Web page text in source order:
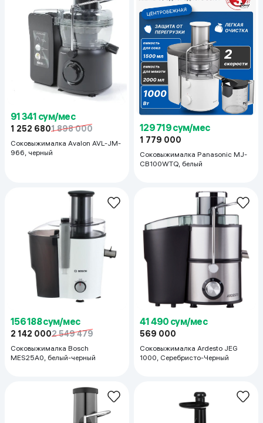
91 341 сум/мес
1 252 6801 898 000
Соковыжималка Avalon AVL-JM-
966, черный
129 719 сум/мес
1 779 000
Соковыжималка Panasonic MJ-
CB100WTQ, белый
156 188 сум/мес
2 142 0002 549 479
Соковыжималка Bosch
MES25A0, белый-черный
41 490 сум/мес
569 000
Соковыжималка Ardesto JEG
1000, Серебристо-Черный